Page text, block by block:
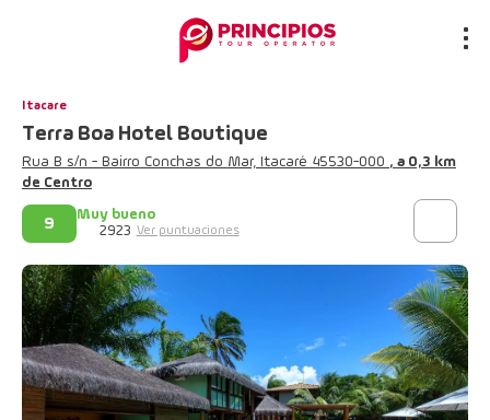
Itacare
Terra Boa Hotel Boutique
Rua B s/n - Bairro Conchas do Mar, Itacaré 45530-000 , a 0,3 km
de Centro
9
Muy bueno
2923 Ver puntuaciones